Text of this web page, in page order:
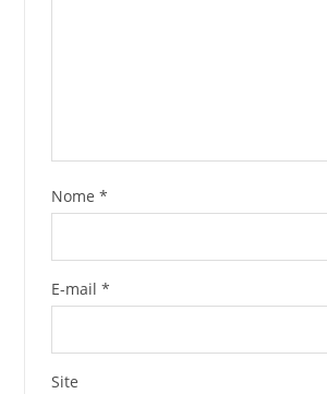
Nome *
E-mail *
Site